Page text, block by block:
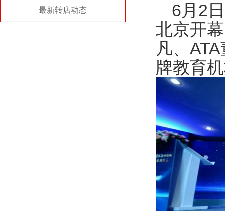
最新转店动态
6月2
北京开
凡、
牌教育